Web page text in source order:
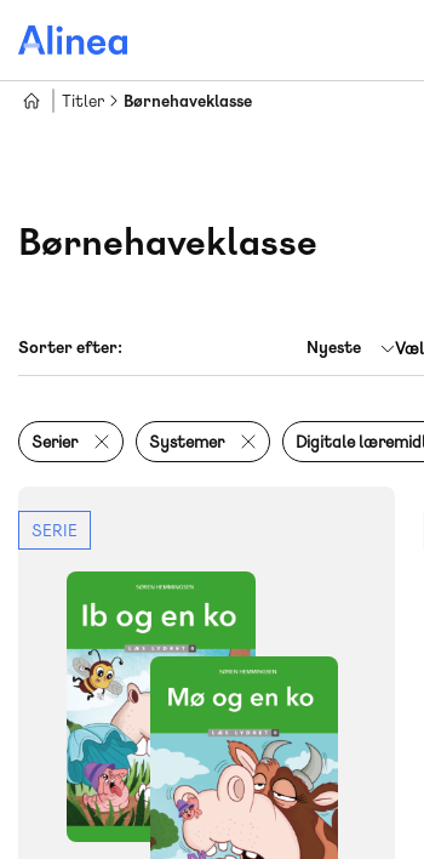
hovedindhold
Titler
Børnehaveklasse
Børnehaveklasse
Nyeste
Serier Systemer Digitale
SERIE